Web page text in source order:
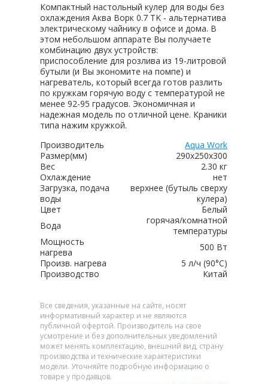
Компактный настольный кулер для воды без
охлаждения Аква Ворк 0.7 TK - альтернатива
электрическому чайнику в офисе и дома. В
этом небольшом аппарате Вы получаете
комбинацию двух устройств:
приспособление для розлива из 19-литровой
бутыли (и Вы экономите на помпе) и
нагреватель, который всегда готов разлить
по кружкам горячую воду с температурой не
менее 92-95 градусов. Экономичная и
надежная модель по отличной цене. Краники
типа нажим кружкой.
Производитель
Aqua Work
Размер(мм)
290х250х300
Вес
2.30 кг
Охлаждение
нет
Загрузка, подача
воды
верхнее (бутыль сверху
кулера)
Цвет
Белый
Вода
горячая/комнатной
температуры
Мощность
нагрева
500 Вт
Произв. нагрева
5 л/ч (90°C)
Производство
Китай
Все сведения, указанные на сайте, носят
информативный характер и не являются
публичной офертой. Производитель на свое
усмотрение и без дополнительных уведомлений
может менять комплектацию, внешний вид, страну
производства и технические характеристики
модели. Уточняйте подробную информацию о
товаре у продавцов.